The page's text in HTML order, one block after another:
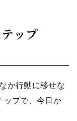
ップ
か行動に移せな
ップで、今日か